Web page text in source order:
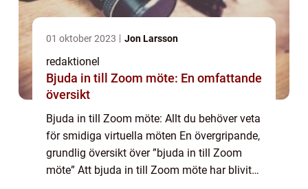
01 oktober 2023 Jon Larsson
redaktionel
Bjuda in till Zoom möte: En omfattande
översikt
Bjuda in till Zoom möte: Allt du behöver veta
för smidiga virtuella möten En övergripande,
grundlig översikt över ”bjuda in till Zoom
möte” Att bjuda in till Zoom möte har blivit